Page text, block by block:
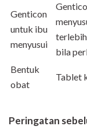
Genticon
untuk ibu
menyusui
terlebih
bila
Bentuk
obat
Tablet
Peringatan